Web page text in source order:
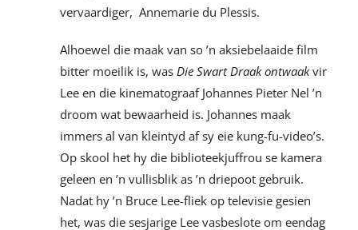
vervaardiger, Annemarie du Plessis.
Alhoewel die maak van so ’n aksiebelaaide film
bitter moeilik is, was Die Swart Draak ontwaakvir
Lee en die kinematograaf Johannes Pieter Nel ’n
droom wat bewaarheid is. Johannes maak
immers al van kleintyd af sy eie kung-fu-video’s.
Op skool het hy die biblioteekjuffrou se kamera
geleen en ’n vullisblik as ’n driepoot gebruik.
Nadat hy ’n Bruce Lee-fliek op televisie gesien
het, was die sesjarige Lee vasbeslote om eendag